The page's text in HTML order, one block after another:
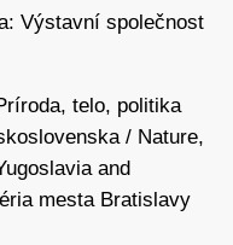
Bohemia Rosa
krajiny
textů, často ve
Cílkem.
spíše jako solitér,
ke snahám
Výstavní společnost
telo, politika
/ Nature,
and
mesta Bratislavy